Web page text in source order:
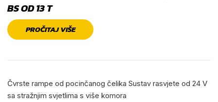
BS OD 13 T
PROČITAJ VIŠE
Čvrste rampe od pocinčanog čelika Sustav rasvjete od 24 V
sa stražnjim svjetlima s više komora